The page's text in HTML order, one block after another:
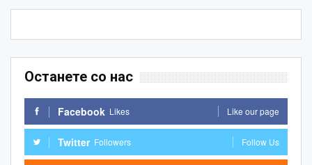
Останете со нас
Facebook Likes Like our page
Twitter Followers Follow Us